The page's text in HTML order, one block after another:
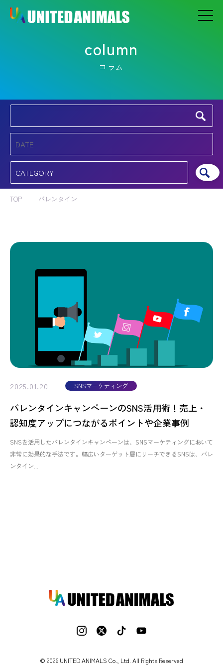
column
コラム
TOP バレンタイン
2025.01.20 SNSマーケティング
バレンタインキャンペーンのSNS活用術！売上・
認知度アップにつながるポイントや企業事例
SNSを活用したバレンタインキャンペーンは、SNSマーケティングにおいて
非常に効果的な手法です。幅広いターゲット層にリーチできるSNSは、バレ
ンタイン...
© 2026 UNITED ANIMALS Co., Ltd. All Rights Reserved